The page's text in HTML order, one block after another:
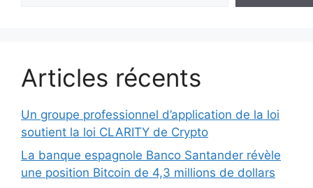
Articles récents
Un groupe professionnel d’application de la loi
soutient la loi CLARITY de Crypto
La banque espagnole Banco Santander révèle
une position Bitcoin de 4,3 millions de dollars